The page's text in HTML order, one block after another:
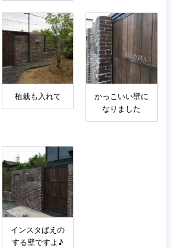
植栽も入れて
かっこいい壁に
なりました
インスタばえの
する壁ですよ♪